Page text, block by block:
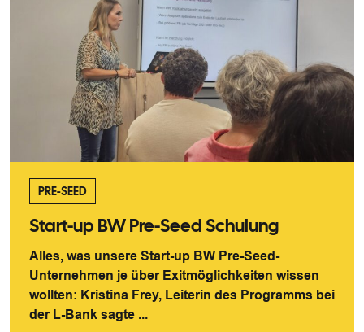
PRE-SEED
Start-up BW Pre-Seed Schulung
Alles, was unsere Start-up BW Pre-Seed-
Unternehmen je über Exitmöglichkeiten wissen
wollten: Kristina Frey, Leiterin des Programms bei
der L-Bank sagte ...